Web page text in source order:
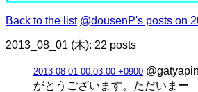
Back to the list @dousenP's posts on
2013_08_01 (木): 22 posts
2013-08-01 00:03:00 +0900
がとうございます。ただいまー